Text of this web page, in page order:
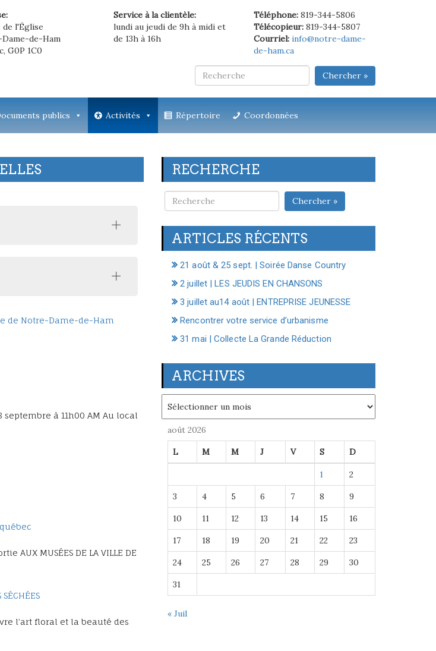
de l'Église
de-Ham
G0P 1C0
Service à la clientèle:
lundi au jeudi de 9h à midi et
de 13h à 16h
Téléphone:819-344-5806
Télécopieur:819-344-5807
Courriel: info@notre-dame-
de-ham.ca
Chercher »
publics Activités Répertoire Coordonnées
de Notre-Dame-de-Ham
à 11h00 AM Au local
MUSÉES DE LA VILLE DE
l’art floral et la beauté des
RECHERCHE
Chercher »
ARTICLES RÉCENTS
21 août & 25 sept. | Soirée Danse Country
2 juillet | LES JEUDIS EN CHANSONS
3 juillet au14 août | ENTREPRISE JEUNESSE
Rencontrer votre service d’urbanisme
31 mai | Collecte La Grande Réduction
ARCHIVES
août 2026
L M M J V S D
1 2
3 4 5 6 7 8 9
10 11 12 13 14 15 16
17 18 19 20 21 22 23
24 25 26 27 28 29 30
31
« Juil